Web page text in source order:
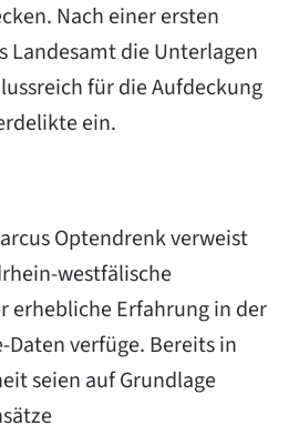
Nach einer ersten
Landesamt die Unterlagen
für die Aufdeckung
ein.
Optendrenk verweist
westfälische
erhebliche Erfahrung in der
Daten verfüge. Bereits in
seien auf Grundlage